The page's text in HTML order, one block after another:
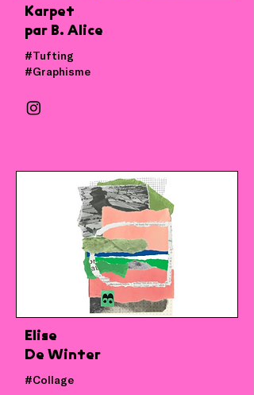
Karpet
par B. Alice
#Tufting
#Graphisme
Elise
De Winter
#Collage